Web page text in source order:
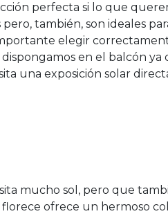
perfecta si lo que
también, son ideales
elegir
en el balcón ya
una exposición solar
mucho sol, pero que
ofrece un hermoso